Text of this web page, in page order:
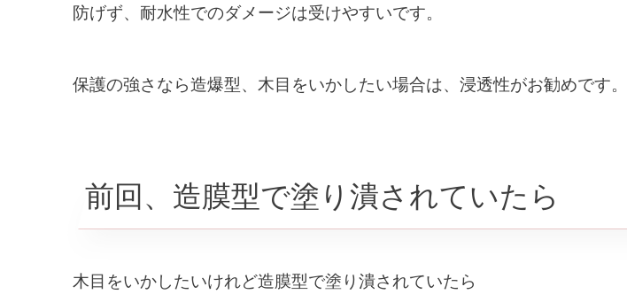
防げず、耐水性でのダメージは受けやすいです。
保護の強さなら造爆型、木目をいかしたい場合は、浸透性がお勧めです。
前回、造膜型で塗り潰されていたら
木目をいかしたいけれど造膜型で塗り潰されていたら